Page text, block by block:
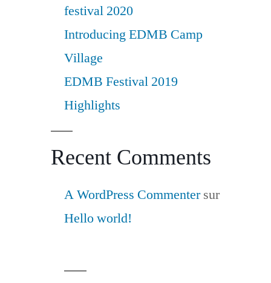
festival 2020
Introducing EDMB Camp
Village
EDMB Festival 2019
Highlights
Recent Comments
A WordPress Commentersur
Hello world!